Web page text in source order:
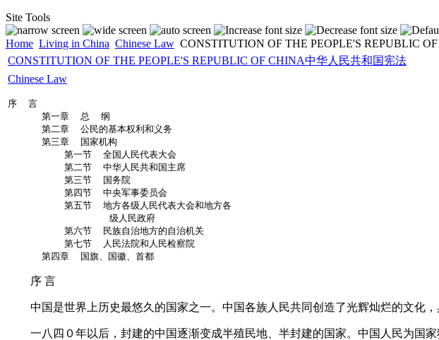
Site Tools
Home Living in China Chinese Law CONSTITUTION OF THE PEOPLE'S REPUBLIC
CONSTITUTION OF THE PEOPLE'S REPUBLIC OF CHINA中华人民共和国宪法
Chinese Law
序  言
      第一章  总  纲
      第二章  公民的基本权利和义务
      第三章  国家机构
          第一节  全国人民代表大会
          第二节  中华人民共和国主席
          第三节  国务院
          第四节  中央军事委员会
          第五节  地方各级人民代表大会和地方各
                  级人民政府
          第六节  民族自治地方的自治机关
          第七节  人民法院和人民检察院
      第四章  国旗、国徽、首都
序 言
中国是世界上历史最悠久的国家之一。中国各族人民共同创造了光辉灿烂的文化，
一八四０年以后，封建的中国逐渐变成半殖民地、半封建的国家。中国人民为国家